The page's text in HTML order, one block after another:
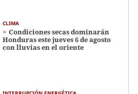
CLIMA
Condiciones secas dominarán
Honduras este jueves 6 de agosto
con lluvias en el oriente